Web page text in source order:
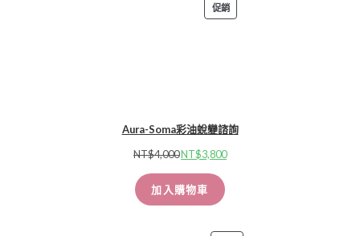
促銷
Aura-Soma彩油蛻變諮詢
NT$4,000NT$3,800
加入購物車